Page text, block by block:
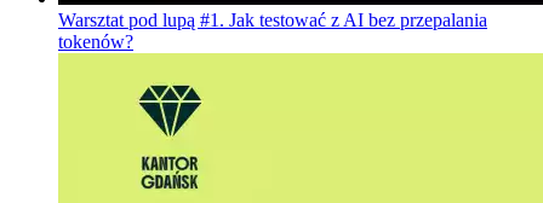
Warsztat pod lupą #1. Jak testować z AI bez przepalania
tokenów?